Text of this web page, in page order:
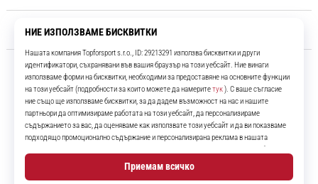
11teamsports.bg
Повече от 16 години ние сме ваши съотборници, представяйки ви
най-добрите и най-новите футболни продукти.
InstagramYouTube
Обслужване на клиенти